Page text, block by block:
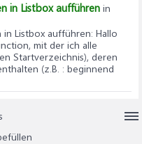
in Listbox aufführen in
Listbox aufführen: Hallo
mit der ich alle
Startverzeichnis), deren
(z.B. : beginnend